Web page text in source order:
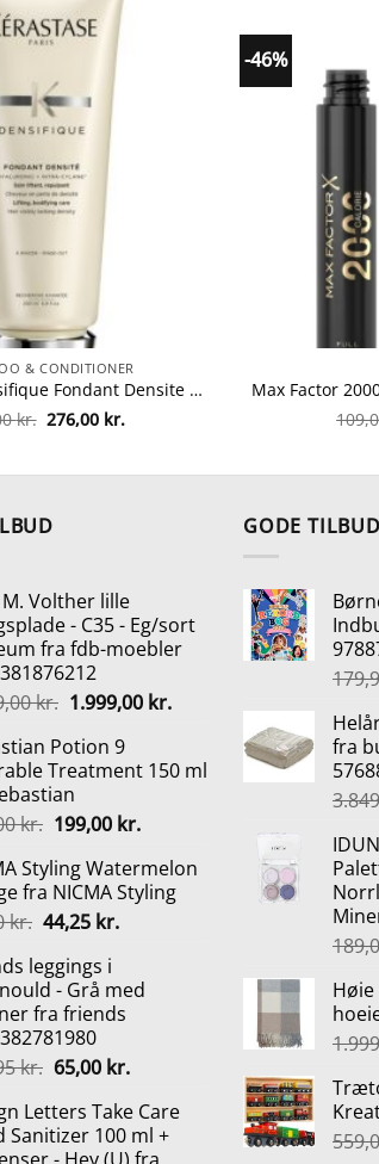
& CONDITIONER
Kerastase Densifique Fondant Densite Conditioner 200 ml fra Kerastase
kr. Den
oprindelige
276,00 kr.Den
-46%
Volther lille
- C35 - Eg/sort
fra fdb-moebler
kr. Den
pris
var:
2.499,00 kr..
1.999,00 kr.Den
er:
Potion 9
Treatment 150 ml
kr. Den
pris
var:
319,00 kr..
199,00 kr.Den
pris
er:
Styling Watermelon
fra NICMA Styling
kr. Den
pris
var:
59,00 kr..
44,25 kr.Den
er:
44,25 kr..
leggings i
- Grå med
fra friends
kr. Den
pris
var:
65,00 kr.Den
pris
er:
Letters Take Care
Sanitizer 100 ml +
GODE TILBUD
fra